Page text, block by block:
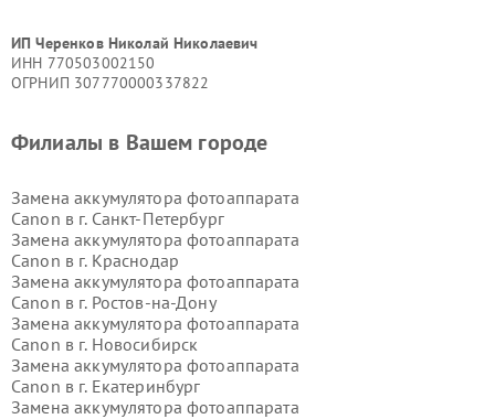
ИП Черенков Николай Николаевич
ИНН 770503002150
ОГРНИП 307770000337822
Филиалы в Вашем городе
Замена аккумулятора фотоаппарата
Canon в г. Санкт-Петербург
Замена аккумулятора фотоаппарата
Canon в г. Краснодар
Замена аккумулятора фотоаппарата
Canon в г. Ростов-на-Дону
Замена аккумулятора фотоаппарата
Canon в г. Новосибирск
Замена аккумулятора фотоаппарата
Canon в г. Екатеринбург
Замена аккумулятора фотоаппарата